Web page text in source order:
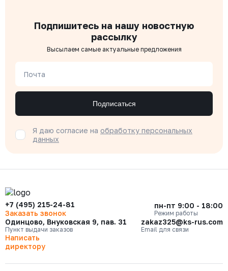
Подпишитесь на нашу новостную
рассылку
Высылаем самые актуальные предложения
Почта
Подписаться
Я даю согласие на обработку персональных
данных
+7 (495) 215-24-81
Заказать звонок
пн-пт 9:00 - 18:00
Режим работы
Одинцово, Внуковская 9, пав. 31
Пункт выдачи заказов
zakaz325@ks-rus.com
Email для связи
Написать
директору